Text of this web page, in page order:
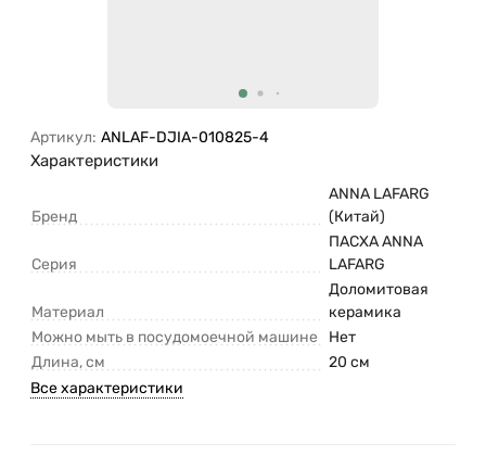
Артикул: ANLAF-DJIA-010825-4
Характеристики
Бренд
ANNA LAFARG
(Китай)
Серия
ПАСХА ANNA
LAFARG
Материал
Доломитовая
керамика
Можно мыть в посудомоечной машине
Нет
Длина, см
20 см
Все характеристики